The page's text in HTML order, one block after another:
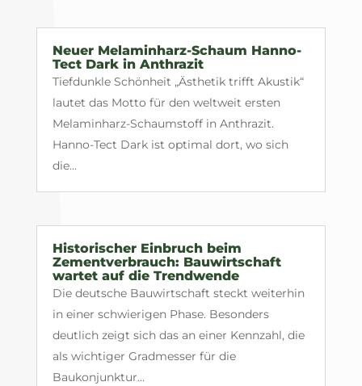
Neuer Melaminharz-Schaum Hanno-
Tect Dark in Anthrazit
Tiefdunkle Schönheit „Ästhetik trifft Akustik“
lautet das Motto für den weltweit ersten
Melaminharz-Schaumstoff in Anthrazit.
Hanno-Tect Dark ist optimal dort, wo sich
die...
Historischer Einbruch beim
Zementverbrauch: Bauwirtschaft
wartet auf die Trendwende
Die deutsche Bauwirtschaft steckt weiterhin
in einer schwierigen Phase. Besonders
deutlich zeigt sich das an einer Kennzahl, die
als wichtiger Gradmesser für die
Baukonjunktur...